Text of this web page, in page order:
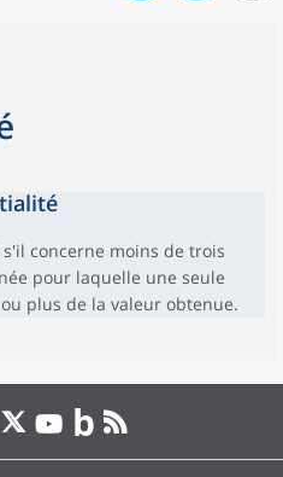
concerne moins de trois
pour laquelle une seule
plus de la valeur obtenue.